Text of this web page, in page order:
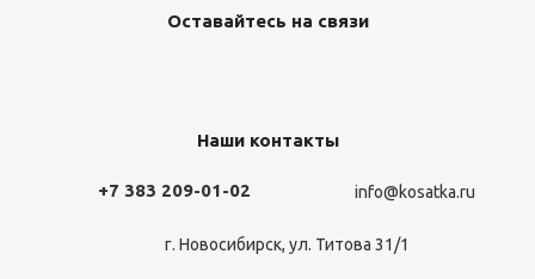
Оставайтесь на связи
Наши контакты
+7 383 209-01-02 info@kosatka.ru
г. Новосибирск, ул. Титова 31/1